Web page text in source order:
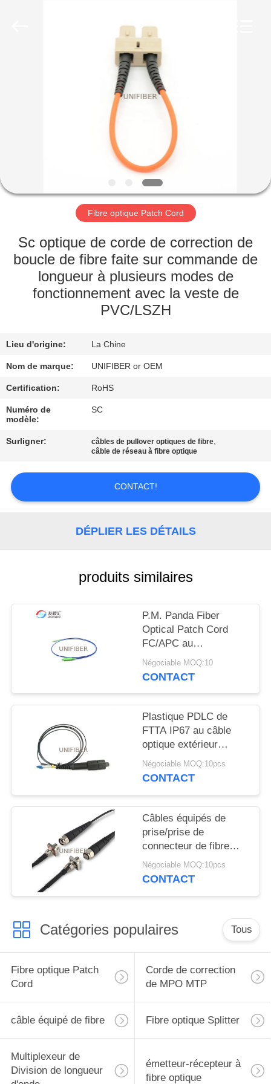
DE
NOUS
VISITE
D'USINE
CONTRÔLE
CONTACTEZ-
NOUS
DEMANDEZ
UNE
CITATION
POLICY
Fibre optique Patch Cord
Sc optique de corde de correction de
boucle de fibre faite sur commande de
longueur à plusieurs modes de
fonctionnement avec la veste de
PVC/LSZH
Lieu d'origine: La Chine
Nom de marque: UNIFIBER or OEM
Certification: RoHS
Numéro de
modèle:
SC
Surligner: câbles de pullover optiques de fibre,
câble de réseau à fibre optique
CONTACT!
DÉPLIER LES DÉTAILS
produits similaires
P.M. Panda Fiber
Optical Patch Cord
FC/APC au
fonctionnement lent
d'axe de SC/APC
Négociable MOQ:10
CONTACT
Plastique PDLC de
FTTA IP67 au câble
optique extérieur
duplex de correction de
fibre de LC
Négociable MOQ:10pcs
CONTACT
Câbles équipés de
prise/prise de
connecteur de fibre
d'ODC-2 ODC-4
Négociable MOQ:10pcs
CONTACT
Catégories populaires Tous
Fibre optique Patch
Cord
Corde de correction
de MPO MTP
câble équipé de fibre Fibre optique Splitter
Multiplexeur de
Division de longueur
émetteur-récepteur à
fibre optique